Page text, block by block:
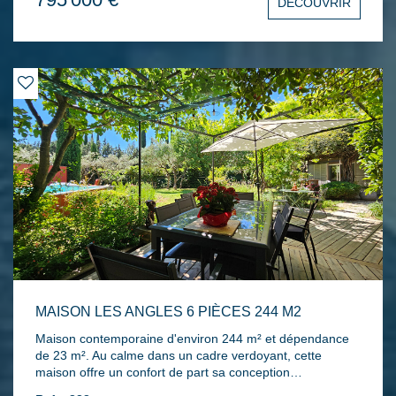
grandes chambres dont une suite parentale avec
terrasse, 2 salles d'eau avec WC et nombreux
rangements. À l'extérieur : terrasse en lames de bois,
équipée, local technique, buanderie et tonnelle en vieilles
poutres de chêne. Stationnement pour 2 véhicules.
Prestations de qualité : climatisation réversible, double
vitrage, arrosage automatique, éclairage extérieur.
Décoration élégante et raffinée.
MAISON LES ANGLES 6 PIÈCES 244 M2
Maison contemporaine d'environ 244 m² et dépendance
de 23 m². Au calme dans un cadre verdoyant, cette
maison offre un confort de part sa conception